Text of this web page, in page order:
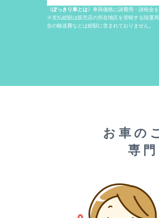
〈ぽっきり車とは〉 車両価格に諸費用・諸税金
※支払総額は販売店の所在地区を管轄する陸運
合の輸送費などは総額に含まれておりません。
お車の
専